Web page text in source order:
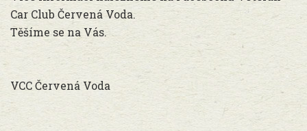
Car Club Červená Voda.
Těšíme se na Vás.
VCC Červená Voda